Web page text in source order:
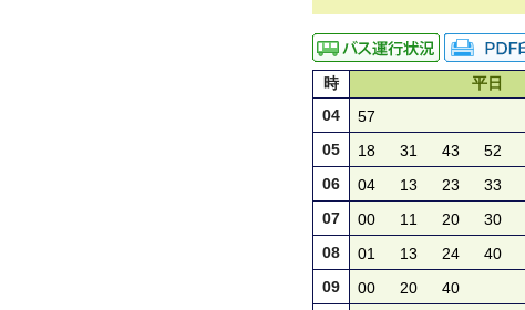
時 平日
04
57
05
18 31 43
52
06
04 13 23 33
07
00 11 20 30
08
01 13 24 40
09
00 20 40